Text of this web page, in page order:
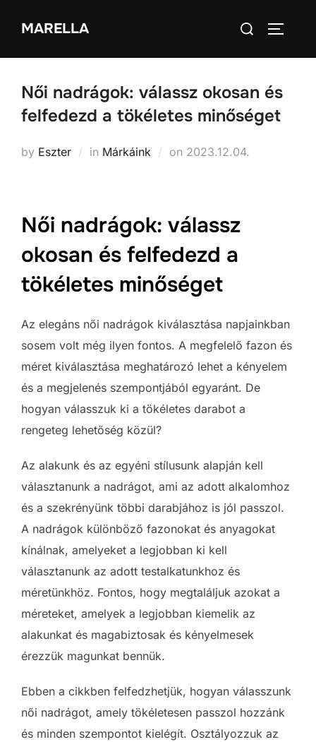
MARELLA
Search
Női nadrágok: válassz okosan és
felfedezd a tökéletes minőséget
by Eszter in Márkáink on Posted
2023.12.04.
Női nadrágok: válassz
okosan és felfedezd a
tökéletes minőséget
Az elegáns női nadrágok kiválasztása napjainkban
sosem volt még ilyen fontos. A megfelelő fazon és
méret kiválasztása meghatározó lehet a kényelem
és a megjelenés szempontjából egyaránt. De
hogyan válasszuk ki a tökéletes darabot a
rengeteg lehetőség közül?
Az alakunk és az egyéni stílusunk alapján kell
választanunk a nadrágot, ami az adott alkalomhoz
és a szekrényünk többi darabjához is jól passzol.
A nadrágok különböző fazonokat és anyagokat
kínálnak, amelyeket a legjobban ki kell
választanunk az adott testalkatunkhoz és
méretünkhöz. Fontos, hogy megtaláljuk azokat a
méreteket, amelyek a legjobban kiemelik az
alakunkat és magabiztosak és kényelmesek
érezzük magunkat bennük.
Ebben a cikkben felfedzhetjük, hogyan válasszunk
női nadrágot, amely tökéletesen passzol hozzánk
és minden szempontot kielégít. Osztályozzuk az